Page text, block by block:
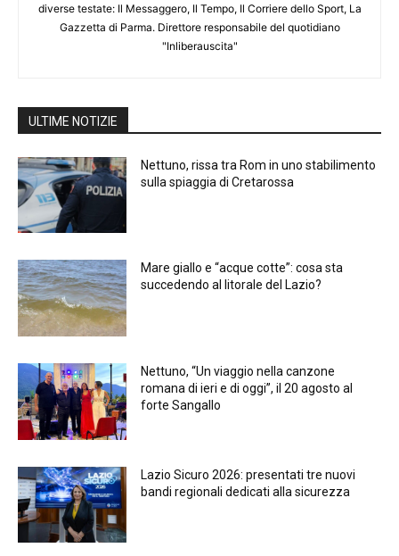
diverse testate: Il Messaggero, Il Tempo, Il Corriere dello Sport, La
Gazzetta di Parma. Direttore responsabile del quotidiano
"Inliberauscita"
ULTIME NOTIZIE
Nettuno, rissa tra Rom in uno stabilimento
sulla spiaggia di Cretarossa
Mare giallo e “acque cotte”: cosa sta
succedendo al litorale del Lazio?
Nettuno, “Un viaggio nella canzone
romana di ieri e di oggi”, il 20 agosto al
forte Sangallo
Lazio Sicuro 2026: presentati tre nuovi
bandi regionali dedicati alla sicurezza